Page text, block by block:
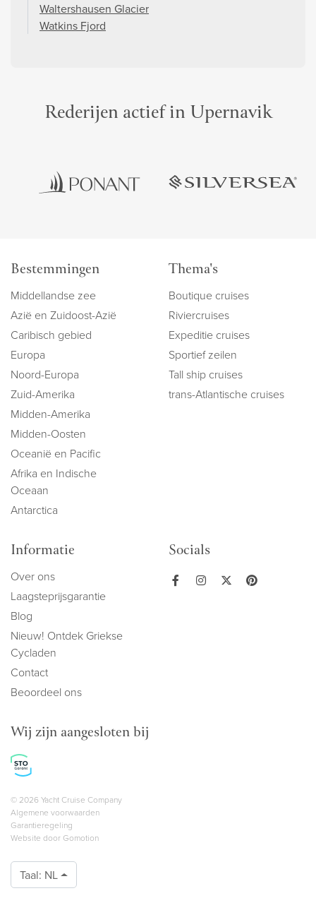
Waltershausen Glacier
Watkins Fjord
Rederijen actief in Upernavik
Bestemmingen
Middellandse zee
Azië en Zuidoost-Azië
Caribisch gebied
Europa
Noord-Europa
Zuid-Amerika
Midden-Amerika
Midden-Oosten
Oceanië en Pacific
Afrika en Indische
Oceaan
Antarctica
Thema's
Boutique cruises
Riviercruises
Expeditie cruises
Sportief zeilen
Tall ship cruises
trans-Atlantische cruises
Informatie
Over ons
Laagsteprijsgarantie
Blog
Nieuw! Ontdek Griekse
Cycladen
Contact
Beoordeel ons
Socials
Wij zijn aangesloten bij
Copyright navigation
© 2026 Yacht Cruise Company
Algemene voorwaarden
Garantieregeling
Website door Gomotion
Taal: NL